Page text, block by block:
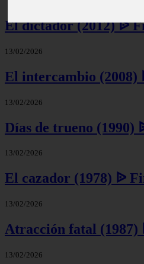
El dictador (2012) ᐉ
13/02/2026
El intercambio
13/02/2026
Días de trueno
13/02/2026
El cazador (1978) ᐉ
13/02/2026
Atracción fatal
13/02/2026